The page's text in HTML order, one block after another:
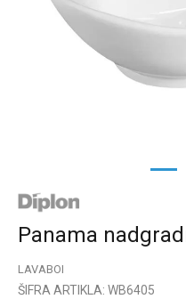
1
Panama
LAVABOI
ŠIFRA ARTIKLA: WB6405